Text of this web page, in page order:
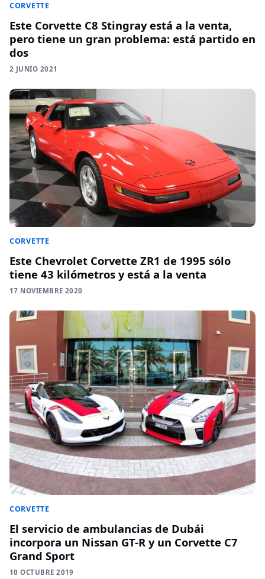
CORVETTE
Este Corvette C8 Stingray está a la venta,
pero tiene un gran problema: está partido en
dos
2 JUNIO 2021
CORVETTE
Este Chevrolet Corvette ZR1 de 1995 sólo
tiene 43 kilómetros y está a la venta
17 NOVIEMBRE 2020
CORVETTE
El servicio de ambulancias de Dubái
incorpora un Nissan GT-R y un Corvette C7
Grand Sport
10 OCTUBRE 2019